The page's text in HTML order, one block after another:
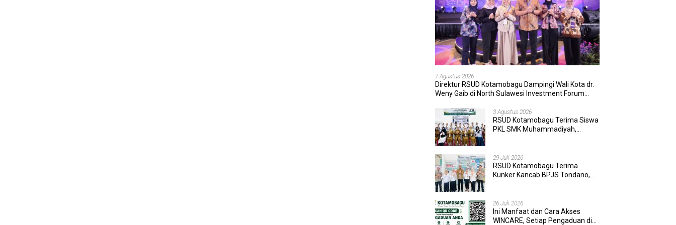
7 Agustus 2026
Direktur RSUD Kotamobagu Dampingi Wali Kota dr.
Weny Gaib di North Sulawesi Investment Forum
3 Agustus 2026
RSUD Kotamobagu Terima Siswa
PKL SMK Muhammadiyah,
29 Juli 2026
RSUD Kotamobagu Terima
Kunker Kancab BPJS Tondano,
26 Juli 2026
Ini Manfaat dan Cara Akses
WINCARE, Setiap Pengaduan di